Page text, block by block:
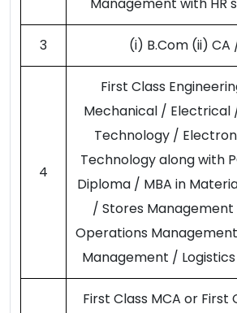
Management with HR
3 (i) B.Com (ii) CA
4
First Class
Mechanical / Electrical
Technology /
Technology along with
Diploma / MBA in
/ Stores
Operations
Management /
First Class MCA or First